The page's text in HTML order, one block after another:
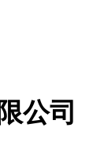
公司